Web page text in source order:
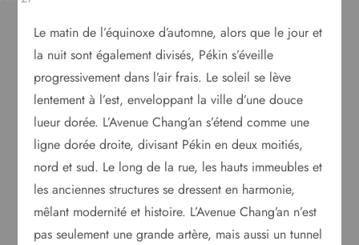
Le matin de l’équinoxe d’automne, alors que le jour et
la nuit sont également divisés, Pékin s’éveille
progressivement dans l’air frais. Le soleil se lève
lentement à l’est, enveloppant la ville d’une douce
lueur dorée. L’Avenue Chang’an s’étend comme une
ligne dorée droite, divisant Pékin en deux moitiés,
nord et sud. Le long de la rue, les hauts immeubles et
les anciennes structures se dressent en harmonie,
mêlant modernité et histoire. L’Avenue Chang’an n’est
pas seulement une grande artère, mais aussi un tunnel